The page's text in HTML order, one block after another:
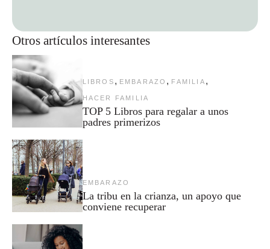
Otros artículos interesantes
LIBROS , EMBARAZO , FAMILIA ,
HACER FAMILIA
TOP 5 Libros para regalar a unos
padres primerizos
EMBARAZO
La tribu en la crianza, un apoyo que
conviene recuperar